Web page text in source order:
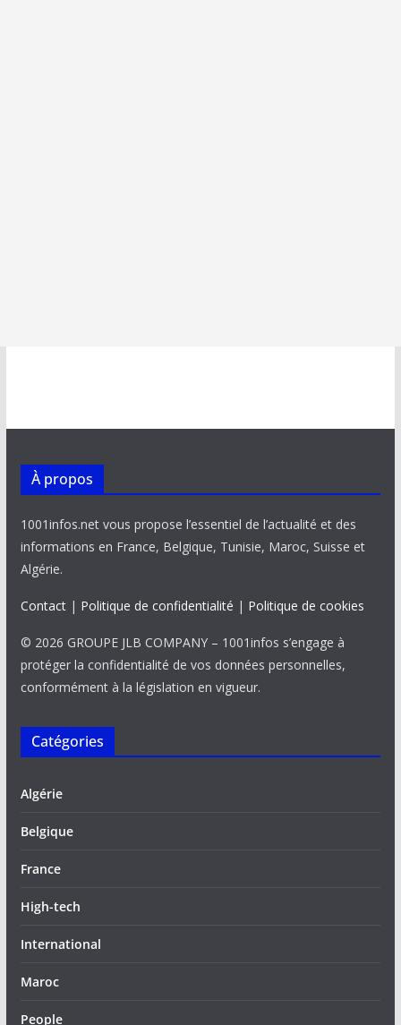
À propos
1001infos.net vous propose l’essentiel de l’actualité et des
informations en France, Belgique, Tunisie, Maroc, Suisse et
Algérie.
Contact| Politique de confidentialité | Politique de cookies
© 2026 GROUPE JLB COMPANY – 1001infos s’engage à
protéger la confidentialité de vos données personnelles,
conformément à la législation en vigueur.
Catégories
Algérie
Belgique
France
High-tech
International
Maroc
People